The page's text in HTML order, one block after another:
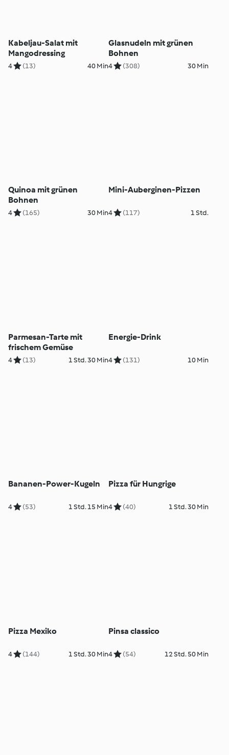
Kabeljau-Salat mit
Mangodressing
4 (13) 40 Min
Glasnudeln mit grünen
Bohnen
4 (308) 30 Min
Quinoa mit grünen
Bohnen
4 (165) 30 Min
Mini-Auberginen-Pizzen
4 (117) 1 Std.
Parmesan-Tarte mit
frischem Gemüse
4 (13) 1 Std. 30 Min
Energie-Drink
4 (131) 10 Min
Bananen-Power-Kugeln
4 (53) 1 Std. 15 Min
Pizza für Hungrige
4 (40) 1 Std. 30 Min
Pizza Mexiko
4 (144) 1 Std. 30 Min
Pinsa classico
4 (54) 12 Std. 50 Min